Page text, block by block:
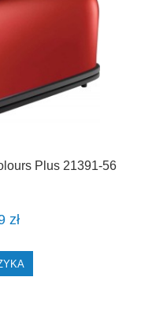
Plus 21391-56
zł